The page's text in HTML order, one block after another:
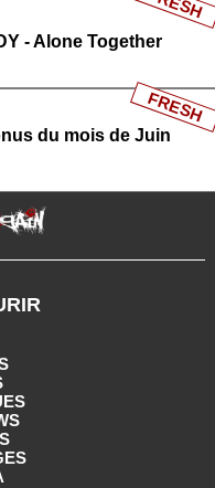
- Alone Together
du mois de Juin
FRESH